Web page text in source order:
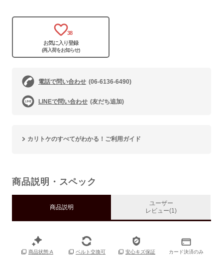
38
お気に入り登録
(再入荷をお知らせ)
電話で問い合わせ (06-6136-6490)
LINEで問い合わせ (友だち追加)
カリトケのすべてがわかる！ご利用ガイド
商品説明・スペック
商品説明
ユーザー
レビュー(1)
商品状態:A ベルト交換可 安心キズ保証 カード決済のみ